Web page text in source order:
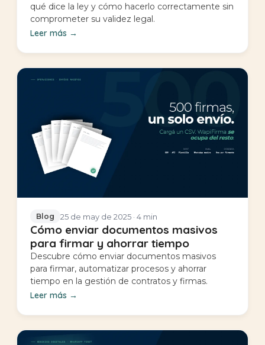
qué dice la ley y cómo hacerlo correctamente sin
comprometer su validez legal.
Leer más →
Blog 25 de may de 2025 · 4 min
Cómo enviar documentos masivos
para firmar y ahorrar tiempo
Descubre cómo enviar documentos masivos
para firmar, automatizar procesos y ahorrar
tiempo en la gestión de contratos y firmas.
Leer más →